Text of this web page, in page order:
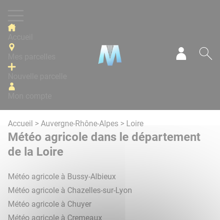
Accueil > Auvergne-Rhône-Alpes > Loire
Météo agricole dans le département
de la Loire
Météo agricole à Bussy-Albieux
Météo agricole à Chazelles-sur-Lyon
Météo agricole à Chuyer
Météo agricole à Cremeaux